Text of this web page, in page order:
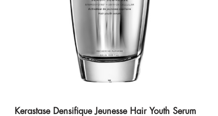
Kerastase Densifique Jeunesse Hair Youth Serum